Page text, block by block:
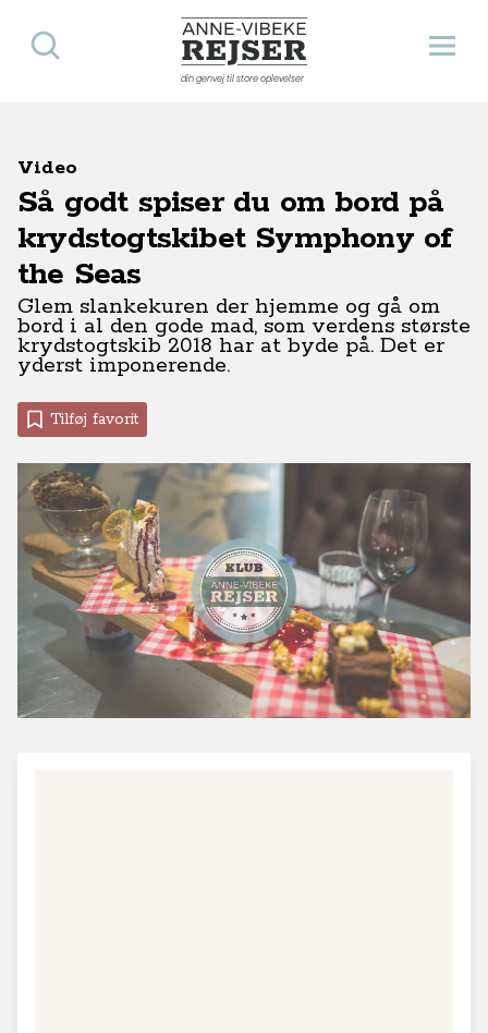
Anne-Vibeke Rejser
din genvej til store oplevelser
Åbn
Søg
Video
Så godt spiser du om bord på
krydstogtskibet Symphony of
the Seas
Glem slankekuren der hjemme og gå om
bord i al den gode mad, som verdens største
krydstogtskib 2018 har at byde på. Det er
yderst imponerende.
Tilføj favorit